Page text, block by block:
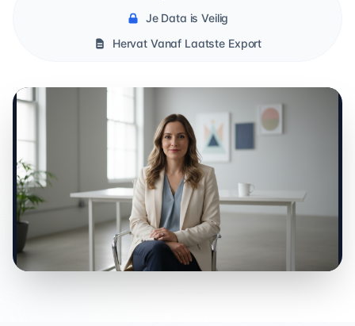
Je Data is Veilig
Hervat Vanaf Laatste Export
0:00 / 0:00